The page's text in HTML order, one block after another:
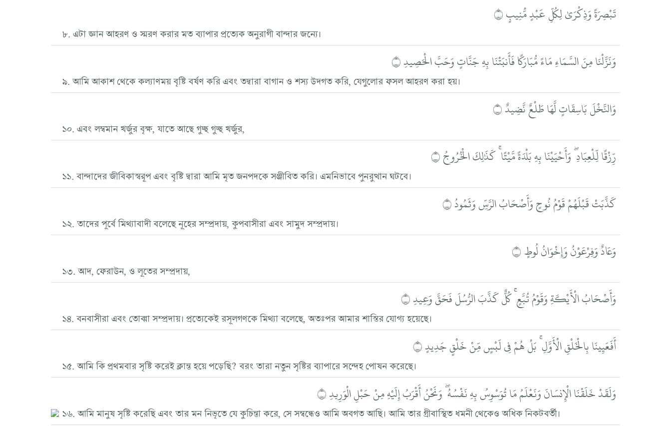
تَبْصِرَةً وَذِكْرَىٰ لِكُلِّ عَبْدٍ مُّنِيبٍ ۝
৮. এটা জ্ঞান আহরণ ও স্মরণ করার মত ব্যাপার প্রত্যেক অনুরাগী বান্দার জন্যে।
وَنَزَّلْنَا مِنَ السَّمَاءِ مَاءً مُّبَارَكًا فَأَنبَتْنَا بِهِ جَنَّاتٍ وَحَبَّ الْحَصِيدِ ۝
৯. আমি আকাশ থেকে কল্যাণময় বৃষ্টি বর্ষণ করি এবং তদ্বারা বাগান ও শস্য উদগত করি, যেগুলোর ফসল আহরণ করা হয়।
وَالنَّخْلَ بَاسِقَاتٍ لَّهَا طَلْعٌ نَّضِيدٌ ۝
১০. এবং লম্বমান খর্জুর বৃক্ষ, যাতে আছে গুচ্ছ গুচ্ছ খর্জুর,
رِّزْقًا لِّلْعِبَادِ ۖ وَأَحْيَيْنَا بِهِ بَلْدَةً مَّيْتًا ۚ كَذَٰلِكَ الْخُرُوجُ ۝
১১. বান্দাদের জীবিকাস্বরূপ এবং বৃষ্টি দ্বারা আমি মৃত জনপদকে সঞ্জীবিত করি। এমনিভাবে পুনরুত্থান ঘটবে।
كَذَّبَتْ قَبْلَهُمْ قَوْمُ نُوحٍ وَأَصْحَابُ الرَّسِّ وَثَمُودُ ۝
১২. তাদের পূর্বে মিথ্যাবাদী বলেছে নূহের সম্প্রদায়, কুপবাসীরা এবং সামুদ সম্প্রদায়।
وَعَادٌ وَفِرْعَوْنُ وَإِخْوَانُ لُوطٍ ۝
১৩. আদ, ফেরাউন, ও লূতের সম্প্রদায়,
وَأَصْحَابُ الْأَيْكَةِ وَقَوْمُ تُبَّعٍ ۚ كُلٌّ كَذَّبَ الرُّسُلَ فَحَقَّ وَعِيدِ ۝
১৪. বনবাসীরা এবং তোব্বা সম্প্রদায়। প্রত্যেকেই রসূলগণকে মিথ্যা বলেছে, অতঃপর আমার শাস্তির যোগ্য হয়েছে।
أَفَعَيِينَا بِالْخَلْقِ الْأَوَّلِ ۚ بَلْ هُمْ فِي لَبْسٍ مِّنْ خَلْقٍ جَدِيدٍ ۝
১৫. আমি কি প্রথমবার সৃষ্টি করেই ক্লান্ত হয়ে পড়েছি? বরং তারা নতুন সৃষ্টির ব্যাপারে সন্দেহ পোষন করেছে।
وَلَقَدْ خَلَقْنَا الْإِنسَانَ وَنَعْلَمُ مَا تُوَسْوِسُ بِهِ نَفْسُهُ ۖ وَنَحْنُ أَقْرَبُ إِلَيْهِ مِنْ حَبْلِ الْوَرِيدِ ۝
১৬. আমি মানুষ সৃষ্টি করেছি এবং তার মন নিভৃতে যে কুচিন্তা করে, সে সম্বন্ধেও আমি অবগত আছি। আমি তার গ্রীবাস্থিত ধমনী থেকেও অধিক নিকটবর্তী।